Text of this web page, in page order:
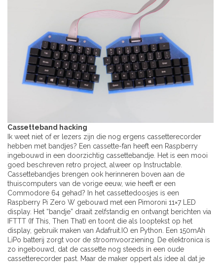
Cassetteband hacking
Ik weet niet of er lezers zijn die nog ergens cassetterecorder
hebben met bandjes? Een cassette-fan heeft een Raspberry
ingebouwd in een doorzichtig cassettebandje. Het is een mooi
goed beschreven retro project, alweer op Instructable.
Cassettebandjes brengen ook herinneren boven aan de
thuiscomputers van de vorige eeuw, wie heeft er een
Commodore 64 gehad? In het cassettedoosjes is een
Raspberry Pi Zero W gebouwd met een Pimoroni 11×7 LED
display. Het “bandje” draait zelfstandig en ontvangt berichten via
IFTTT (If This, Then That) en toont die als looptekst op het
display, gebruik maken van Adafruit.IO en Python. Een 150mAh
LiPo batterij zorgt voor de stroomvoorziening. De elektronica is
zo ingebouwd, dat de cassette nog steeds in een oude
cassetterecorder past. Maar de maker oppert als idee al dat je